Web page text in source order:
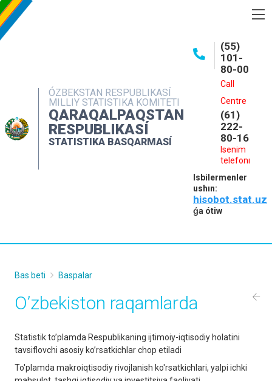
ÓZBEKSTAN RESPUBLIKASÍ
MILLIY STATISTIKA KOMITETI
QARAQALPAQSTAN
RESPUBLIKASÍ
STATISTIKA BASQARMASÍ
(55)
101-
80-00
Call
Centre
(61)
222-
80-16
Isenim
telefonı
Isbilermenler
ushın:
hisobot.stat.uz
ǵa ótiw
INTERAKTIV XIZMETLER
MÁLIMLEME XIZMETI
MÚRÁJAATLAR
Bas beti Baspalar
O’zbekiston raqamlarda
Statistik to’plamda Respublikaning ijtimoiy-iqtisodiy holatini
tavsiflovchi asosiy ko’rsatkichlar chop etiladi
To'plamda makroiqtisodiy rivojlanish ko'rsatkichlari, yalpi ichki